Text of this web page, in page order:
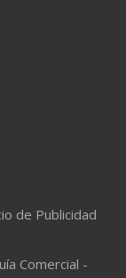
de Publicidad
Comercial -